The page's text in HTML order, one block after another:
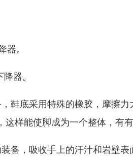
器。
器。
鞋底采用特殊的橡胶，摩擦
这样能使脚成为一个整体，有
备，吸收手上的汗汁和岩壁